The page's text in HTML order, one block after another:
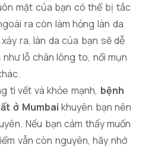
mặt của bạn có thể bị tắc
ra còn làm hỏng làn da
ra, làn da của bạn sẽ dễ
lỗ chân lông to, nổi mụn
tì vết và khỏe mạnh, bệnh
ở Mumbai khuyên bạn nên
Nếu bạn cảm thấy muốn
vẫn còn nguyên, hãy nhớ